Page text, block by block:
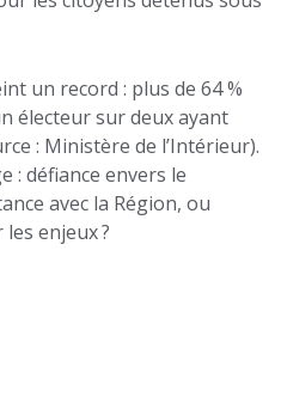
un record : plus de 64 %
électeur sur deux ayant
: Ministère de l’Intérieur).
: défiance envers le
avec la Région, ou
enjeux ?